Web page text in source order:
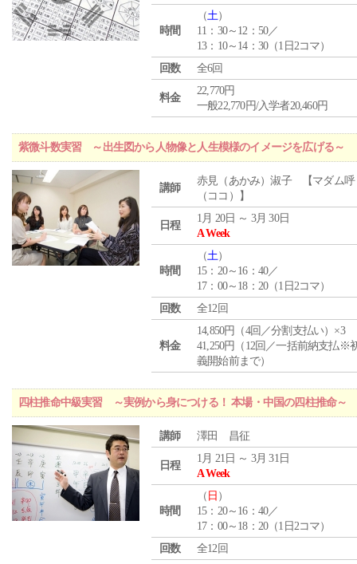
時間
（土）
11：30～12：50／
13：10～14：30（1日2コマ）
回数
全6回
料金
22,770円
一般22,770円/入学者20,460円
紫微斗数実習 ～出生図から人物像と人生模様のイメージを広げる～
講師
赤見（あかみ）淑子 【マダム呼
（ココ）】
日程
1月 20日 ～ 3月 30日
A Week
時間
（土）
15：20～16：40／
17：00～18：20（1日2コマ）
回数
全12回
料金
14,850円（4回／分割支払い）×3
41,250円（12回／一括前納支払※
義開始前まで）
四柱推命中級実習 ～実例から身につける！ 本場・中国の四柱推命～
講師 澤田 昌征
日程
1月 21日 ～ 3月 31日
A Week
時間
（ 日 ）
15：20～16：40／
17：00～18：20（1日2コマ）
回数
全12回